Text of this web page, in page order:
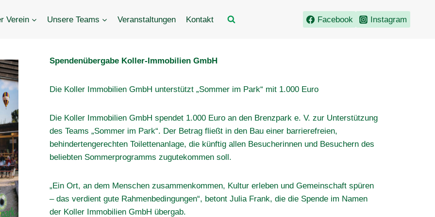
Verein Unsere Teams Veranstaltungen Kontakt Facebook Instagram
Spendenübergabe Koller-Immobilien GmbH
Die Koller Immobilien GmbH unterstützt „Sommer im Park“ mit 1.000 Euro
Die Koller Immobilien GmbH spendet 1.000 Euro an den Brenzpark e. V. zur Unterstützung
des Teams „Sommer im Park“. Der Betrag fließt in den Bau einer barrierefreien,
behindertengerechten Toilettenanlage, die künftig allen Besucherinnen und Besuchern des
beliebten Sommerprogramms zugutekommen soll.
„Ein Ort, an dem Menschen zusammenkommen, Kultur erleben und Gemeinschaft spüren
– das verdient gute Rahmenbedingungen“, betont Julia Frank, die die Spende im Namen
der Koller Immobilien GmbH übergab.